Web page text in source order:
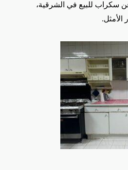
سكراب للبيع في الشرقية،